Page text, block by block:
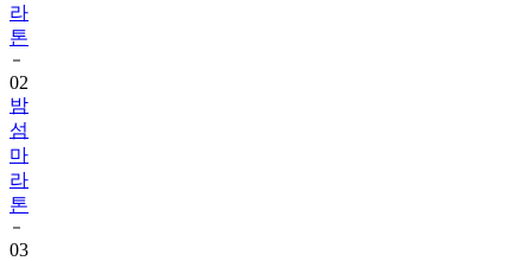
라
톤
02
밤
섬
마
라
톤
03